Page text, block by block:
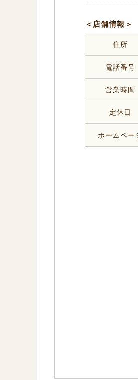
＜店舗情報＞
住所
電話番号
営業時間
定休日
ホームペー